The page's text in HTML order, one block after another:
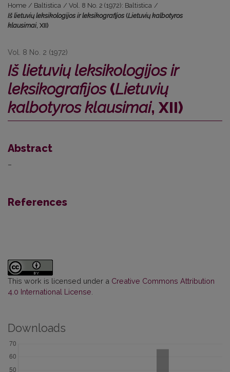
Home / Baltistica / Vol. 8 No. 2 (1972): Baltistica /
Iš lietuvių leksikologijos ir leksikografijos (Lietuvių kalbotyros
klausimai, XII)
Vol. 8 No. 2 (1972)
Iš lietuvių leksikologijos ir
leksikografijos(Lietuvių
kalbotyros klausimai, XII)
Abstract
–
References
This work is licensed under a Creative Commons Attribution
4.0 International License
Downloads